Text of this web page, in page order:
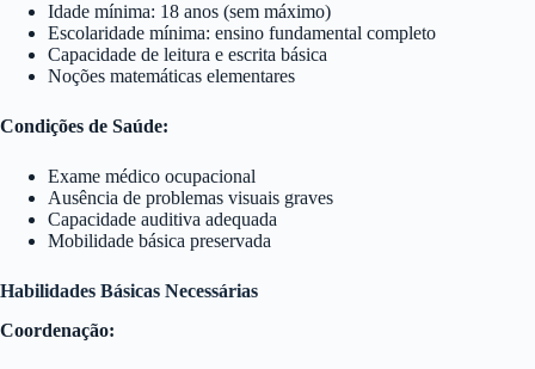
Idade mínima: 18 anos (sem máximo)
Escolaridade mínima: ensino fundamental completo
Capacidade de leitura e escrita básica
Noções matemáticas elementares
Condições de Saúde:
Exame médico ocupacional
Ausência de problemas visuais graves
Capacidade auditiva adequada
Mobilidade básica preservada
Habilidades Básicas Necessárias
Coordenação: